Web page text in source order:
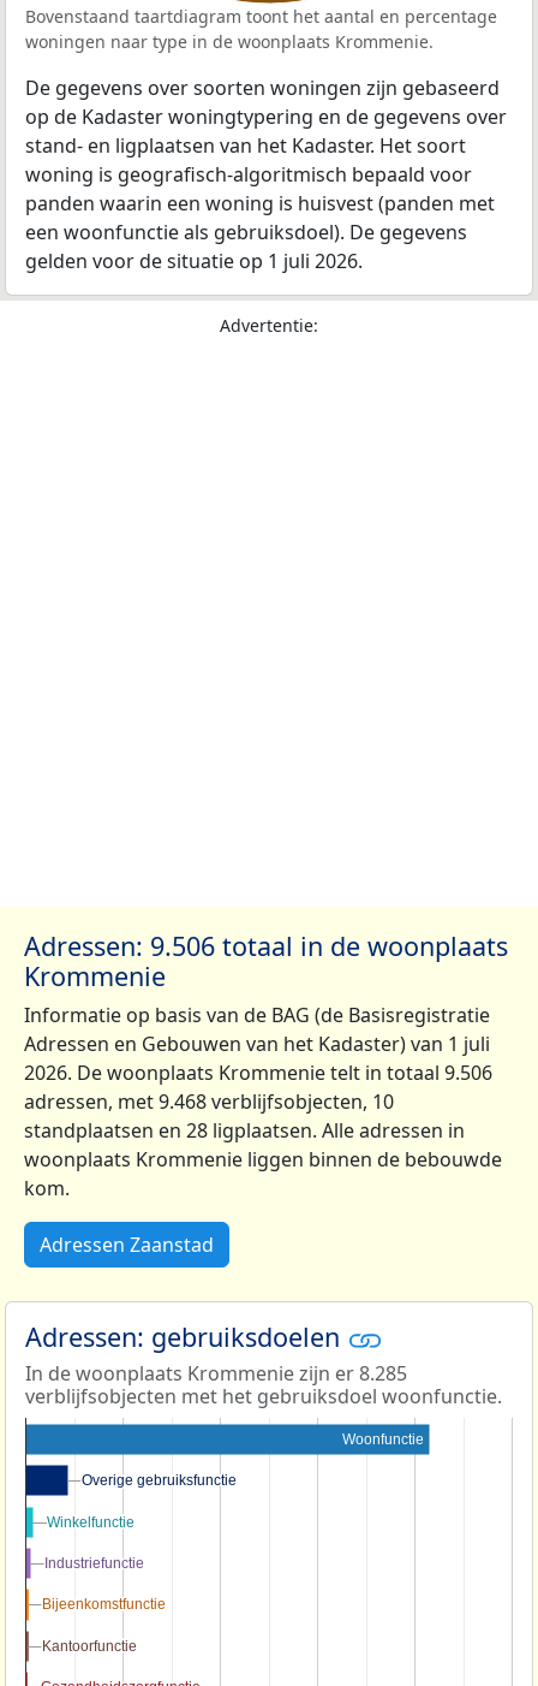
Bovenstaand taartdiagram toont het aantal en percentage
woningen naar type in de woonplaats Krommenie.
De gegevens over soorten woningen zijn gebaseerd
op de Kadaster woningtypering en de gegevens over
stand- en ligplaatsen van het Kadaster. Het soort
woning is geografisch-algoritmisch bepaald voor
panden waarin een woning is huisvest (panden met
een woonfunctie als gebruiksdoel). De gegevens
gelden voor de situatie op 1 juli 2026.
Advertentie:
Adressen: 9.506 totaal in de woonplaats
Krommenie
Informatie op basis van de BAG (de Basisregistratie
Adressen en Gebouwen van het Kadaster) van 1 juli
2026. De woonplaats Krommenie telt in totaal 9.506
adressen, met 9.468 verblijfsobjecten, 10
standplaatsen en 28 ligplaatsen. Alle adressen in
woonplaats Krommenie liggen binnen de bebouwde
kom.
Adressen Zaanstad
Adressen: gebruiksdoelen
In de woonplaats Krommenie zijn er 8.285
verblijfsobjecten met het gebruiksdoel woonfunctie.
Woonfunctie
Overige gebruiksfunctie
Overige gebruiksfunctie
Winkelfunctie
Winkelfunctie
Industriefunctie
Industriefunctie
Bijeenkomstfunctie
Bijeenkomstfunctie
Kantoorfunctie
Kantoorfunctie